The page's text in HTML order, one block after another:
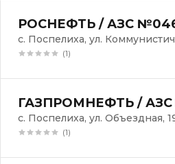
РОСНЕФТЬ / АЗС
с. Поспелиха, ул.
(1)
ГАЗПРОМНЕФТЬ / АЗС
с. Поспелиха, ул. Объездная,
(1)